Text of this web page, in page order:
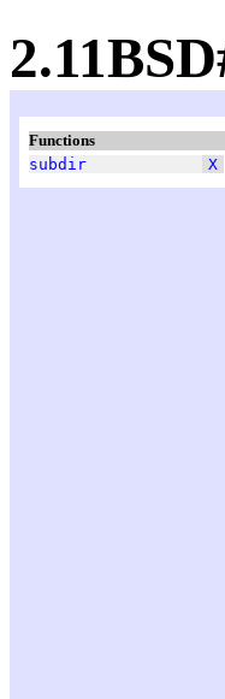
Functions
subdir
X